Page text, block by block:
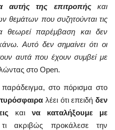
αυτής της επιτροπήςκαι
θεμάτων που συζητούνται τις
θεωρεί παρέμβαση και δεν
Αυτό δεν σημαίνει ότι οι
αυτά που έχουν συμβεί με
στο Open.
στο πόρισμα στο
λέει ότι επειδή δεν
και να καταλήξουμε με
ακριβώς προκάλεσε την